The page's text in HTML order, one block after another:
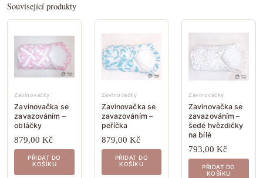
Související produkty
Zavinovačky
Zavinovačka se
zavazováním –
obláčky
879,00Kč
PŘIDAT DO
KOŠÍKU
Zavinovačky
Zavinovačka se
zavazováním –
peříčka
879,00 Kč
PŘIDAT DO
KOŠÍKU
Zavinovačky
Zavinovačka se
zavazováním –
šedé hvězdičky
na bílé
793,00Kč
PŘIDAT DO
KOŠÍKU